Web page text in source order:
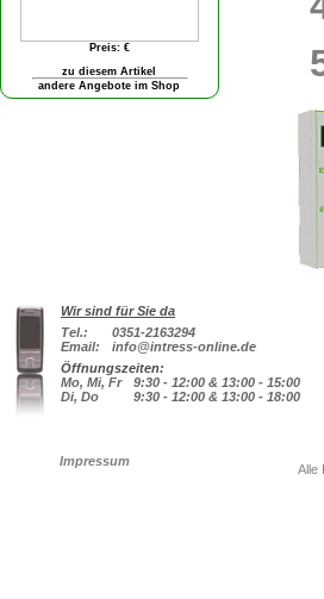
Wir sind für Sie da
Tel.:
0351-2163294
Email:
info@intress-online.de
Öffnungszeiten:
Mo, Mi, Fr
9:30 - 12:00 & 13:00 - 15:00
Di, Do
9:30 - 12:00 & 13:00 - 18:00
Impressum
Alle